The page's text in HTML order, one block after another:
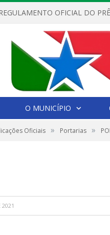
O MUNICÍPIO
Oficiais » Portarias »
2021